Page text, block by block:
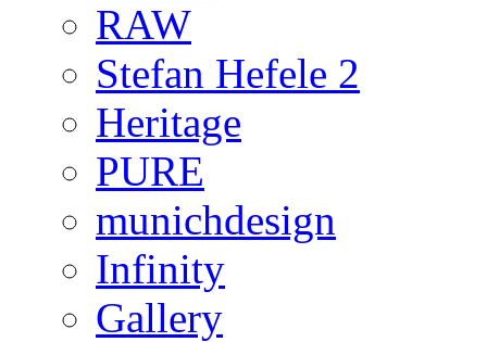
RAW
Stefan Hefele 2
Heritage
PURE
munichdesign
Infinity
Gallery